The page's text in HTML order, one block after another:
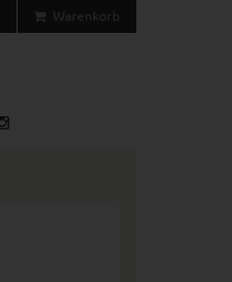
Warenkorb